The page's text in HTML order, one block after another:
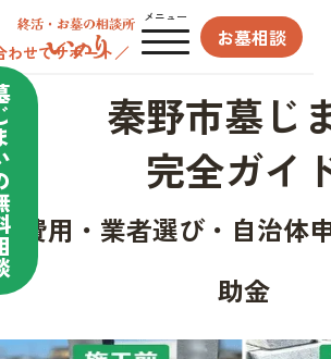
メニュー
お墓相談
わせてサポート／
秦野市墓じ
完全ガイ
費用・業者選び・自治体
助金